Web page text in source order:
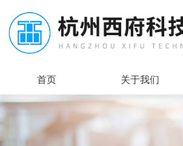
首页 关于我们